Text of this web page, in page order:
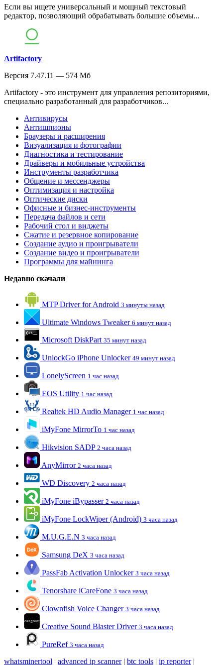
Если вы ищете универсальный и мощный текстовый
редактор, позволяющий обрабатывать большие объемы...
Artifactory
Версия 7.47.11 — 574 Мб
Artifactory - это инструмент для управления репозиториями,
специально разработанный для разработчиков...
Антивирусы
Антишпионы
Браузеры и расширения
Визуализация и фотографии
Диагностика и тестирование
Драйверы и мобильные устройства
Инструменты разработчика
Общение и мессенджеры
Оптимизация и настройка
Оптические диски
Офисные и бизнес-инструменты
Передача файлов и сети
Рабочий стол и виджеты
Сжатие и резервное копирование
Создание аудио и проигрыватели
Создание видео и проигрыватели
Программы для майнинга
Недавно скачали
MTP Driver for Android 3 минуты назад
Ultimate Windows Tweaker 6 минут назад
Microsoft DiskPart 35 минут назад
UnlockGo iPhone Unlocker 49 минут назад
LonelyScreen 1 час назад
EOS Utility 1 час назад
Realtek HD Audio Manager 1 час назад
iMyFone MirrorTo 1 час назад
Hikvision SADP 2 часа назад
AnyMirror 2 часа назад
WD Discovery 2 часа назад
iMyFone iBypasser 2 часа назад
iMyFone LockWiper (Android) 3 часа назад
M.U.G.E.N 3 часа назад
Samsung DeX 3 часа назад
PassFab Activation Unlocker 3 часа назад
Tenorshare iCareFone 3 часа назад
Clownfish Voice Changer 3 часа назад
Creative Sound Blaster Driver 3 часа назад
PureRef 3 часа назад
whatsminertool | advanced ip scanner| btc tools | ip reporter|